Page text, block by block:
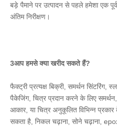
बड़े पैमाने पर उत्पादन से पहले हमेशा एक
अंतिम निरीक्षण।
3आप हमसे क्या खरीद सकते हैं?
फैक्ट्री प्रत्यक्ष बिक्री, समर्थन सिंटरिंग,
पैकेजिंग, चित्र प्रदान करने के लिए समर्थन,
आकार, या चित्र अनुकूलित विभिन्न
सकता है, निकल चढ़ाना, सोने चढ़ाना,